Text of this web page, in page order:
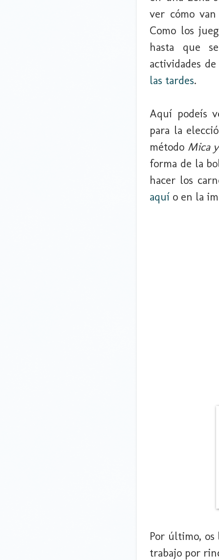
ver cómo
Como los
hasta que
actividades
las tardes.
Aquí podeís
para la
método Mica
forma de la
hacer los
aquí o en la
Por último, os
trabajo por